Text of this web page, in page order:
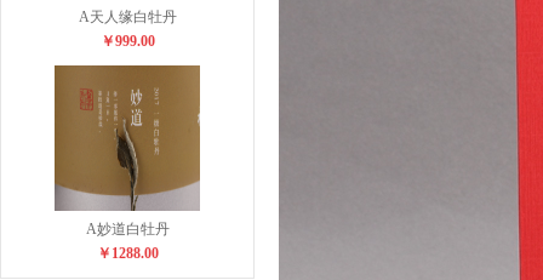
A天人缘白牡丹
￥999.00
A妙道白牡丹
￥1288.00